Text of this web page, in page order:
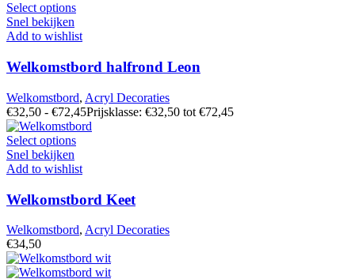
Select options
Snel bekijken
Add to wishlist
Welkomstbord halfrond Leon
Welkomstbord, Acryl Decoraties
€32,50 - €72,45Prijsklasse: €32,50 tot €72,45
Select options
Snel bekijken
Add to wishlist
Welkomstbord Keet
Welkomstbord, Acryl Decoraties
€34,50